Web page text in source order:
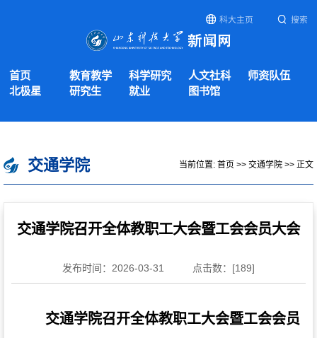
科大主页 搜索
首页 教育教学 科学研究 人文社科
师资队伍
北极星
研究生 就业 图书馆
交通学院 当前位置: 首页 >> 交通学院 >> 正文
交通学院召开全体教职工大会暨工会会员大会
发布时间：2026-03-31 点击数：[189]
交通学院召开全体教职工大会暨工会会员